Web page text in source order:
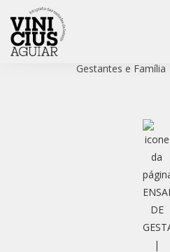
Gestantes e Família